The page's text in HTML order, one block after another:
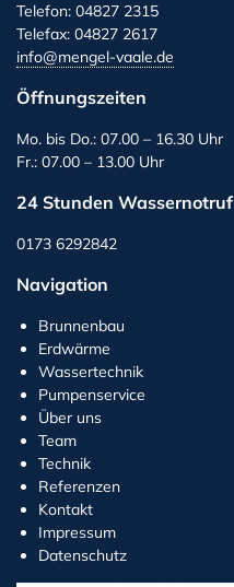
Telefon: 04827 2315
Telefax: 04827 2617
info@mengel-vaale.de
Öffnungszeiten
Mo. bis Do.: 07.00 – 16.30 Uhr
Fr.: 07.00 – 13.00 Uhr
24 Stunden Wassernotruf
0173 6292842
Navigation
Brunnenbau
Erdwärme
Wassertechnik
Pumpenservice
Über uns
Team
Technik
Referenzen
Kontakt
Impressum
Datenschutz